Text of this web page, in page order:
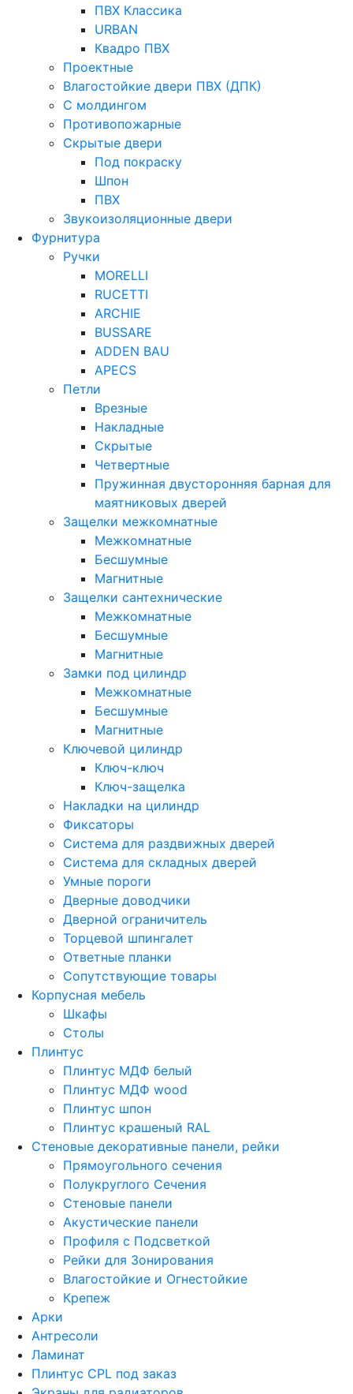
ПВХ Классика
URBAN
Квадро ПВХ
Проектные
Влагостойкие двери ПВХ (ДПК)
С молдингом
Противопожарные
Скрытые двери
Под покраску
Шпон
ПВХ
Звукоизоляционные двери
Фурнитура
Ручки
MORELLI
RUCETTI
ARCHIE
BUSSARE
ADDEN BAU
APECS
Петли
Врезные
Накладные
Скрытые
Четвертные
Пружинная двусторонняя барная для
маятниковых дверей
Защелки межкомнатные
Межкомнатные
Бесшумные
Магнитные
Защелки сантехнические
Межкомнатные
Бесшумные
Магнитные
Замки под цилиндр
Межкомнатные
Бесшумные
Магнитные
Ключевой цилиндр
Ключ-ключ
Ключ-защелка
Накладки на цилиндр
Фиксаторы
Система для раздвижных дверей
Система для складных дверей
Умные пороги
Дверные доводчики
Дверной ограничитель
Торцевой шпингалет
Ответные планки
Сопутствующие товары
Корпусная мебель
Шкафы
Столы
Плинтус
Плинтус МДФ белый
Плинтус МДФ wood
Плинтус шпон
Плинтус крашеный RAL
Стеновые декоративные панели, рейки
Прямоугольного сечения
Полукруглого Сечения
Стеновые панели
Акустические панели
Профиля с Подсветкой
Рейки для Зонирования
Влагостойкие и Огнестойкие
Крепеж
Арки
Антресоли
Ламинат
Плинтус CPL под заказ